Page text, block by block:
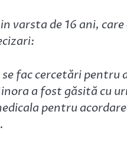
varsta de 16 ani,
fac cercetări pentru
a fost găsită cu
pentru